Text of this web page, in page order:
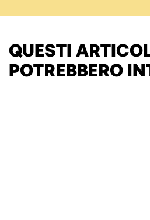
QUESTI
POTREBBERO